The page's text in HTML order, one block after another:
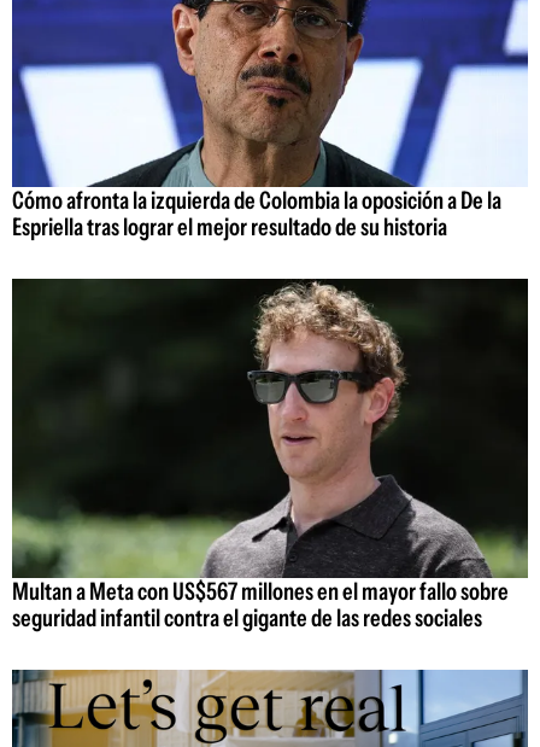
Cómo afronta la izquierda de Colombia la oposición a De la
Espriella tras lograr el mejor resultado de su historia
Multan a Meta con US$567 millones en el mayor fallo sobre
seguridad infantil contra el gigante de las redes sociales